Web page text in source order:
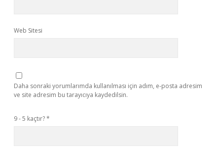
Web Sitesi
Daha sonraki yorumlarımda kullanılması için adım, e-posta adresim
ve site adresim bu tarayıcıya kaydedilsin.
9 - 5 kaçtır?*